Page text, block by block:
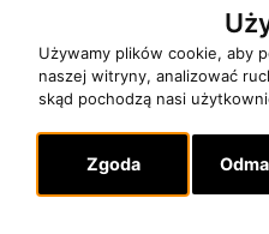
Używamy plików cookie, aby
naszej witryny, analizować
skąd pochodzą nasi
Zgoda
POLITYKA